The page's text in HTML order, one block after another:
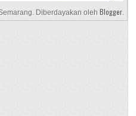
Diberdayakan oleh Blogger.